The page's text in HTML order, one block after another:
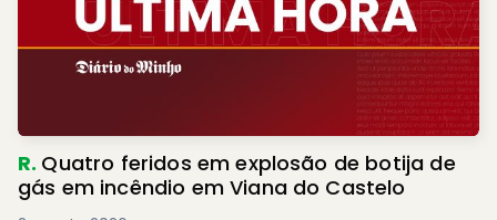
R. Quatro feridos em explosão de botija de
gás em incêndio em Viana do Castelo